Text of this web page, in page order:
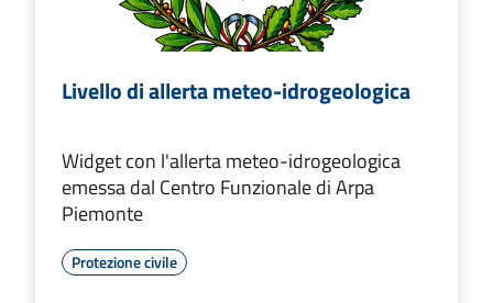
Livello di allerta meteo-idrogeologica
Widget con l'allerta meteo-idrogeologica
emessa dal Centro Funzionale di Arpa
Piemonte
Protezione civile